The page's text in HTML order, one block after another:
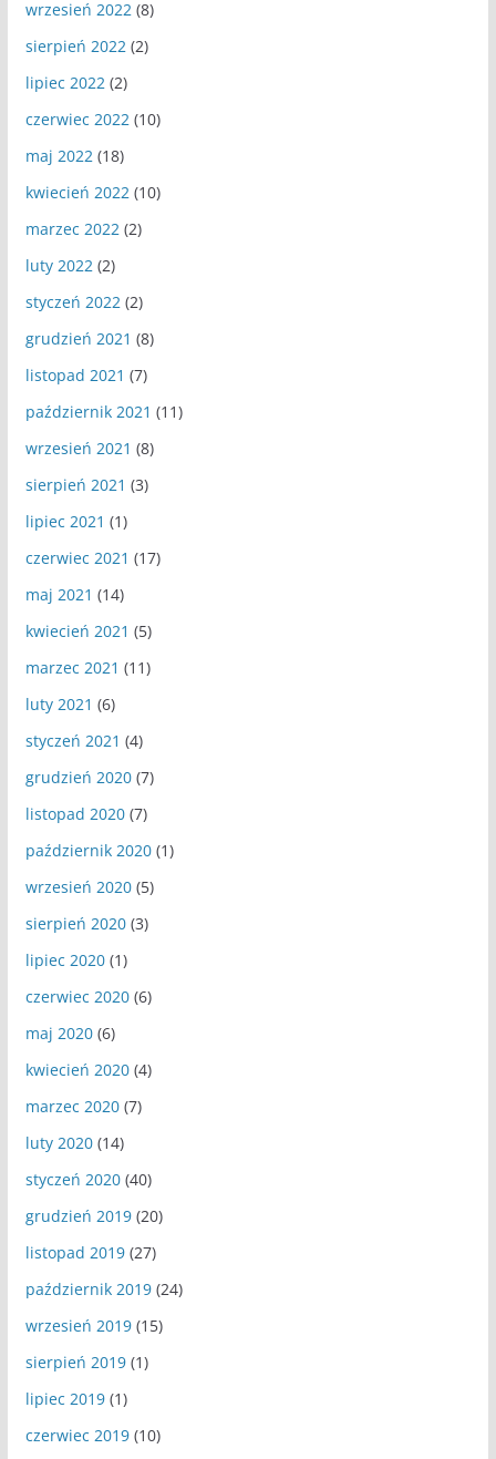
wrzesień 2022 (8)
sierpień 2022 (2)
lipiec 2022 (2)
czerwiec 2022 (10)
maj 2022 (18)
kwiecień 2022 (10)
marzec 2022 (2)
luty 2022 (2)
styczeń 2022 (2)
grudzień 2021 (8)
listopad 2021 (7)
październik 2021 (11)
wrzesień 2021 (8)
sierpień 2021 (3)
lipiec 2021 (1)
czerwiec 2021 (17)
maj 2021 (14)
kwiecień 2021 (5)
marzec 2021 (11)
luty 2021 (6)
styczeń 2021 (4)
grudzień 2020(7)
listopad 2020(7)
październik 2020(1)
wrzesień 2020(5)
sierpień 2020(3)
lipiec 2020(1)
czerwiec 2020(6)
maj 2020(6)
kwiecień 2020(4)
marzec 2020(7)
luty 2020(14)
styczeń 2020(40)
grudzień 2019(20)
listopad 2019(27)
październik 2019(24)
wrzesień 2019(15)
sierpień 2019(1)
lipiec 2019(1)
czerwiec 2019(10)